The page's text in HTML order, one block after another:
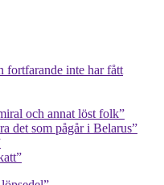
fortfarande inte har fått
och annat löst folk”
det som pågår i Belarus”